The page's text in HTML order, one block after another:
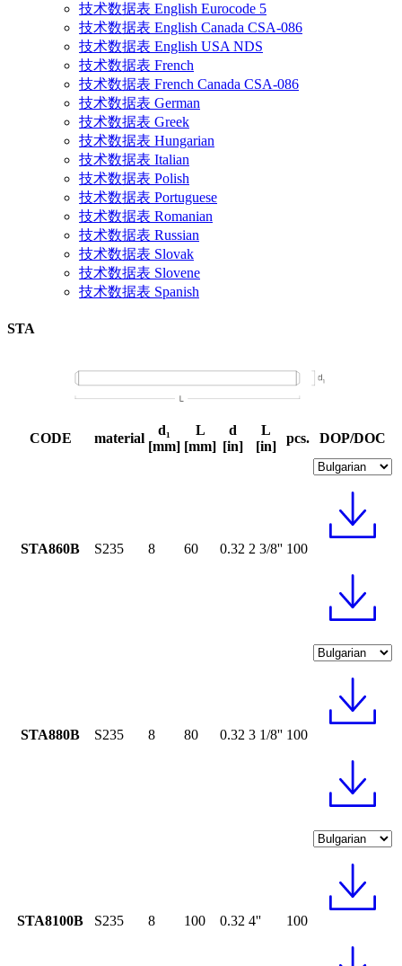
技术数据表 English Eurocode 5
技术数据表 English Canada CSA-086
技术数据表 English USA NDS
技术数据表 French
技术数据表 French Canada CSA-086
技术数据表 German
技术数据表 Greek
技术数据表 Hungarian
技术数据表 Italian
技术数据表 Polish
技术数据表 Portuguese
技术数据表 Romanian
技术数据表 Russian
技术数据表 Slovak
技术数据表 Slovene
技术数据表 Spanish
STA
CODE material
d₁
[mm]
L
[mm]
d
[in]
L
[in]
pcs. DOP/DOC
STA860B S235 8 60 0.32 2 3/8'' 100
STA880B S235 8 80 0.32 3 1/8'' 100
STA8100B S235 8 100 0.32 4'' 100